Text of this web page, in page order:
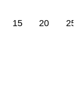
15 20 25